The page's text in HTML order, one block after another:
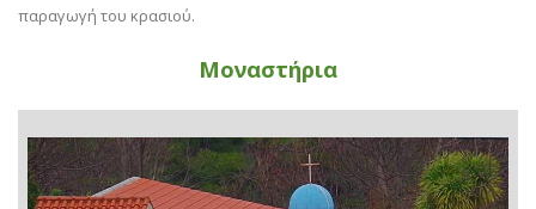
παραγωγή του κρασιού.
Μοναστήρια